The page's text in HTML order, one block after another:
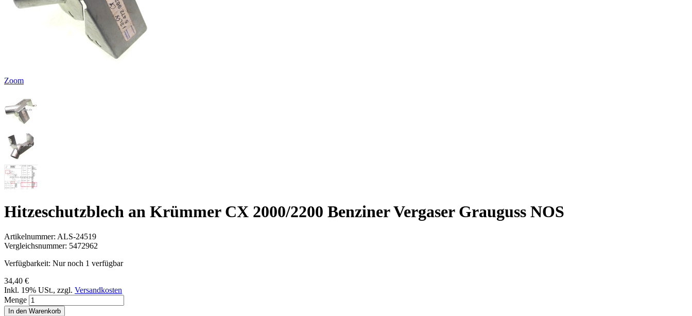
Zoom
Hitzeschutzblech an Krümmer CX 2000/2200 Benziner Vergaser Grauguss NOS
Artikelnummer: ALS-24519
Vergleichsnummer: 5472962
Verfügbarkeit: Nur noch 1 verfügbar
34,40 €
Inkl. 19% USt., zzgl. Versandkosten
Menge
In den Warenkorb